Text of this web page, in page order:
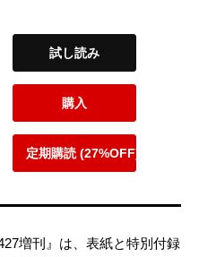
試し読み
購入
定期購読 (27%OFF)
増刊』は、表紙と特別付録